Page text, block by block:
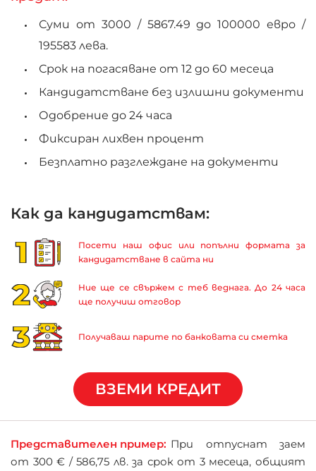
Суми от 3000 / 5867.49 до 100000 евро /
195583 лева.
Срок на погасяване от 12 до 60 месеца
Кандидатстване без излишни документи
Одобрение до 24 часа
Фиксиран лихвен процент
Безплатно разглеждане на документи
Как да кандидатствам:
Посети наш офис или попълни формата за
кандидатстване в сайта ни
Ние ще се свържем с теб веднага. До 24 часа
ще получиш отговор
Получаваш парите по банковата си сметка
ВЗЕМИ КРЕДИТ
Представителен пример: При отпуснат заем
от 300 € / 586,75 лв. за срок от 3 месеца, общият